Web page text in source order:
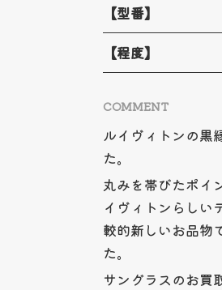
【型番】
【程度】
COMMENT
ルイヴィトンの黒
た。
丸みを帯びたポイ
イヴィトンらしい
較的新しいお品物
た。
サングラスのお買